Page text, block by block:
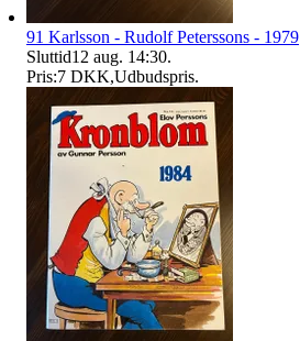
91 Karlsson - Rudolf Peterssons - 1979
Sluttid12 aug. 14:30.
Pris:7 DKK,Udbudspris.